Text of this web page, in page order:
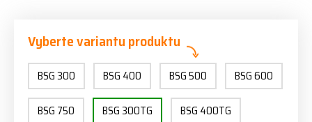
Vyberte variantu produktu
BSG 300 BSG 400 BSG 500 BSG 600
BSG 750 BSG 300TG BSG 400TG